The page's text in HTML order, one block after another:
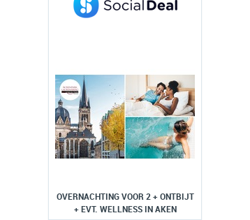
OVERNACHTING VOOR 2 + ONTBIJT
+ EVT. WELLNESS IN AKEN